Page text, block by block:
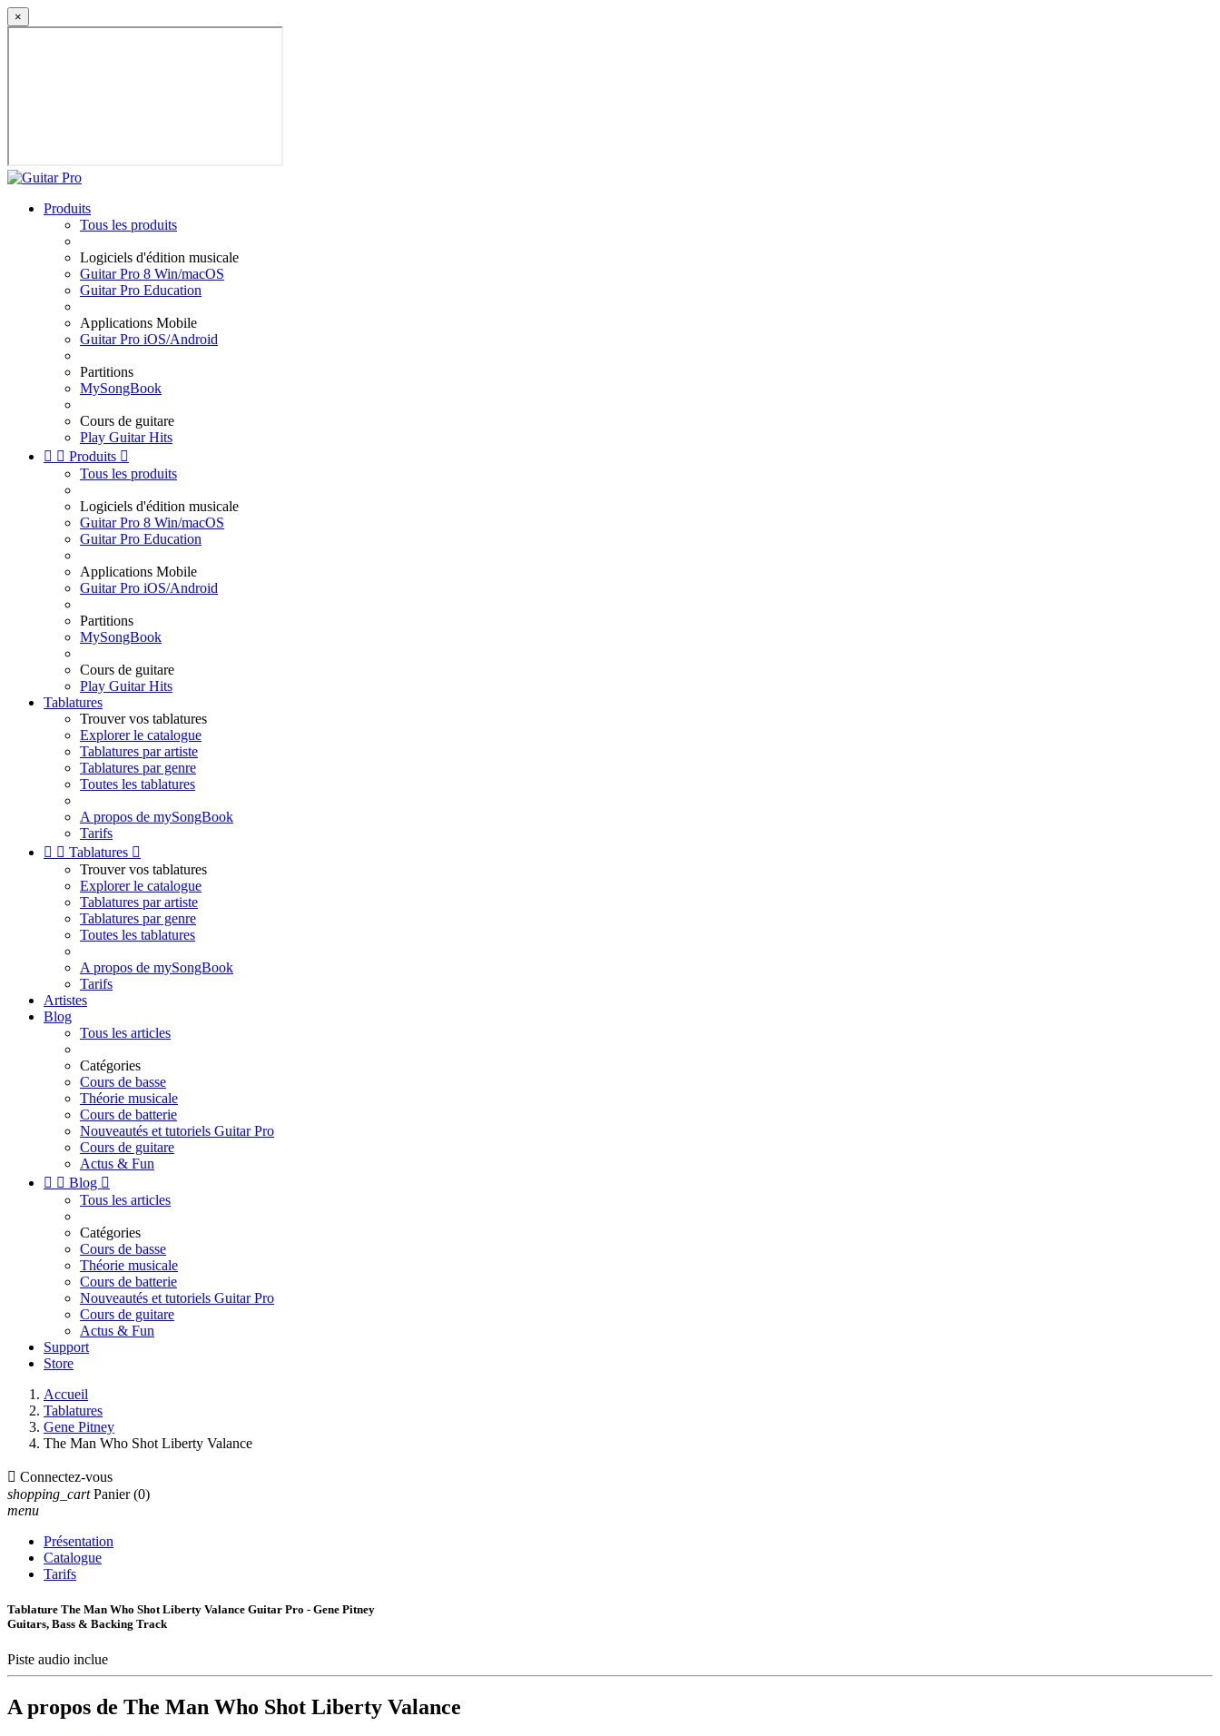
×
Produits
Tous les produits
Logiciels d'édition musicale
Guitar Pro 8 Win/macOS
Guitar Pro Education
Applications Mobile
Guitar Pro iOS/Android
Partitions
MySongBook
Cours de guitare
Play Guitar Hits
  Produits 
Tous les produits
Logiciels d'édition musicale
Guitar Pro 8 Win/macOS
Guitar Pro Education
Applications Mobile
Guitar Pro iOS/Android
Partitions
MySongBook
Cours de guitare
Play Guitar Hits
Tablatures
Trouver vos tablatures
Explorer le catalogue
Tablatures par artiste
Tablatures par genre
Toutes les tablatures
A propos de mySongBook
Tarifs
  Tablatures 
Trouver vos tablatures
Explorer le catalogue
Tablatures par artiste
Tablatures par genre
Toutes les tablatures
A propos de mySongBook
Tarifs
Artistes
Blog
Tous les articles
Catégories
Cours de basse
Théorie musicale
Cours de batterie
Nouveautés et tutoriels Guitar Pro
Cours de guitare
Actus & Fun
  Blog 
Tous les articles
Catégories
Cours de basse
Théorie musicale
Cours de batterie
Nouveautés et tutoriels Guitar Pro
Cours de guitare
Actus & Fun
Support
Store
Accueil
Tablatures
Gene Pitney
The Man Who Shot Liberty Valance
 Connectez-vous
shopping_cart Panier (0)
menu
Présentation
Catalogue
Tarifs
Tablature The Man Who Shot Liberty Valance Guitar Pro - Gene Pitney
Guitars, Bass & Backing Track
Piste audio inclue
A propos de The Man Who Shot Liberty Valance